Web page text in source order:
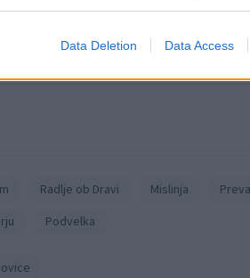
Data Deletion Data Access
kazensko odgovoren za javno spodbujanje
vsebinami bodo odstranjeni.
Pravila
Radlje ob Dravi Mislinja
Podvelka